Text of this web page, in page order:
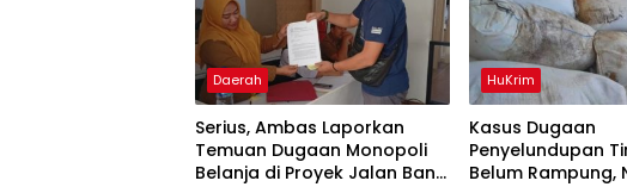
Daerah
Serius, Ambas Laporkan
‎Temuan Dugaan Monopoli
Belanja di Proyek Jalan Bang
HuKrim
Kasus Dugaan
Penyelundupan
Belum Rampung,